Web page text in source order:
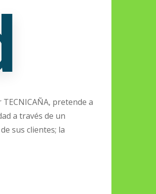
pretende a
a través de un
sus clientes; la